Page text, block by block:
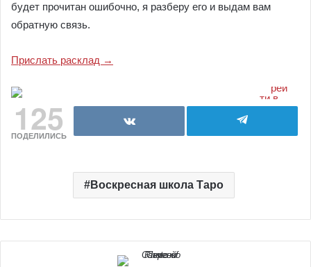
будет прочитан ошибочно, я разберу его и выдам вам
обратную связь.
Прислать расклад →
125
ПОДЕЛИЛИСЬ
Воскресная школа Таро